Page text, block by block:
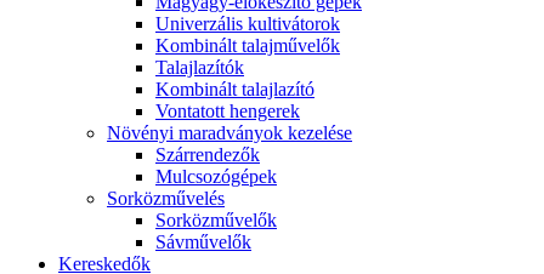
Univerzális kultivátorok
Kombinált talajművelők
Talajlazítók
Kombinált talajlazító
Vontatott hengerek
Növényi maradványok kezelése
Szárrendezők
Mulcsozógépek
Sorközművelés
Sorközművelők
Sávművelők
Kereskedők